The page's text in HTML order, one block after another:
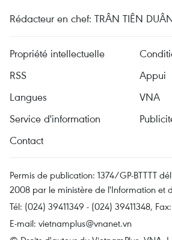
Rédacteur en chef: TRÂN TIÊN
Propriété intellectuelle
RSS
Appui
Langues
VNA
Service d'information
Contact
Permis de publication: 1374/GP-BTTTT
2008 par le ministère de l'Information et
Tél: (024) 39411349 - (024) 39411348,
E-mail: vietnamplus@vnanet.vn